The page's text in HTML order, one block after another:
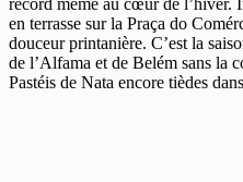
record même au cœur de l’hiver.
en terrasse sur la Praça do
douceur printanière. C’est la
de l’Alfama et de Belém sans la
Pastéis de Nata encore tièdes